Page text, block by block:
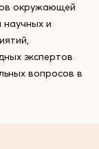
окружающей
и
экспертов
вопросов в